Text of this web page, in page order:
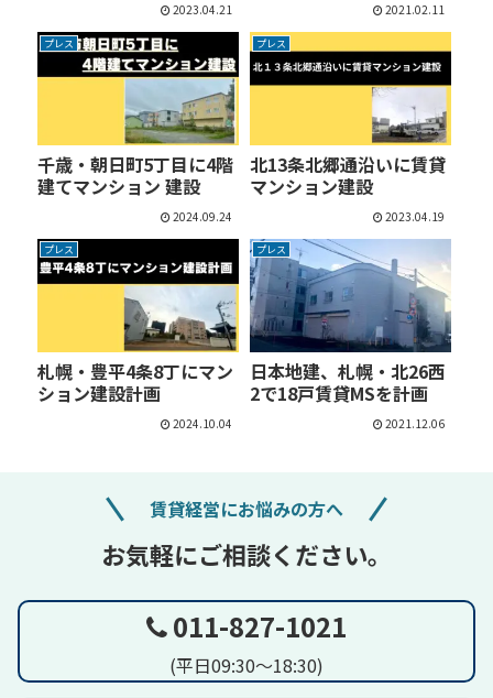
2023.04.21 2021.02.11
プレス
千歳・朝日町5丁目に4階
建てマンション 建設
2024.09.24
プレス
北13条北郷通沿いに賃貸
マンション建設
2023.04.19
プレス
札幌・豊平4条8丁にマン
ション建設計画
2024.10.04
プレス
日本地建、札幌・北26西
2で18戸賃貸MSを計画
2021.12.06
賃貸経営にお悩みの方へ
お気軽にご相談ください。
011-827-1021
(平日09:30～18:30)